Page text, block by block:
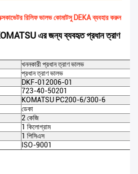
রিলিফ ভালভ কোমাটসু DEKA ব্যবহার করুন
এর জন্য ব্যবহৃত প্রধান ত্রাণ
খননকারী প্রধান ত্রাণ ভালভ
প্রধান ত্রাণ ভালভ
DKF-012006-01
723-40-50201
KOMATSU PC200-6/300-6
ডেকা
2 কেজি
1 কিলোগ্রাম
1 পিসিএস
ISO-9001